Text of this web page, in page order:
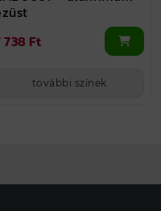
738 Ft
további színek